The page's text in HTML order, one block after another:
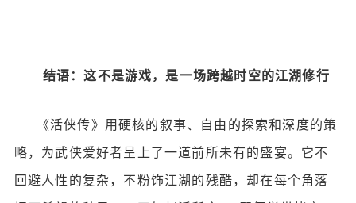
结语：这不是游戏，是一场跨越时空的江湖修行
《活侠传》用硬核的叙事、自由的探索和深度的策
略，为武侠爱好者呈上了一道前所未有的盛宴。它不
回避人性的复杂，不粉饰江湖的残酷，却在每个角落